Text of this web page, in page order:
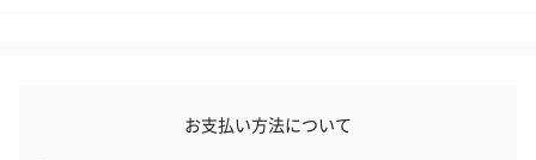
お支払い方法について